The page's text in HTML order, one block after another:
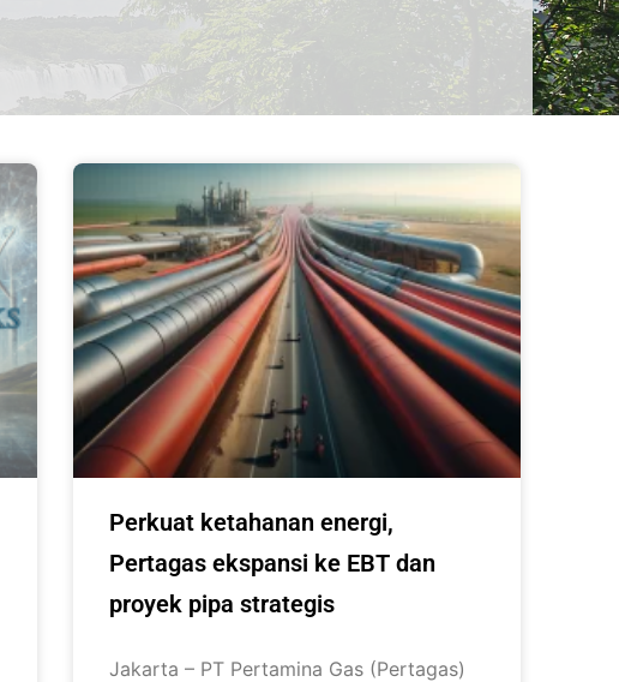
Perkuat ketahanan energi,
Pertagas ekspansi ke EBT dan
proyek pipa strategis
Jakarta – PT Pertamina Gas (Pertagas)